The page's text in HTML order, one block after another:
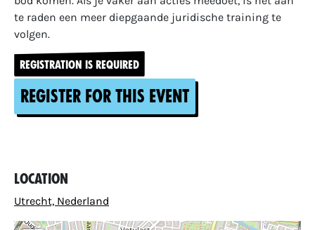
te raden een meer diepgaande juridische training te
volgen.
REGISTRATION IS REQUIRED
Register for this event
Location
Utrecht, Nederland